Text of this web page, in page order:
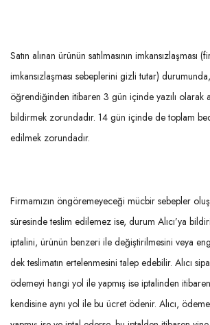
Satın alınan ürünün satılmasının imkansızlaşması
imkansızlaşması sebeplerini gizli tutar)
öğrendiğinden itibaren 3 gün içinde yazılı olarak
bildirmek zorundadır. 14 gün içinde de toplam
edilmek zorundadır.
Firmamızın öngöremeyeceği mücbir sebepler
süresinde teslim edilemez ise, durum Alıcı’ya
iptalini, ürünün benzeri ile değiştirilmesini veya
dek teslimatın ertelenmesini talep edebilir. Alıcı
ödemeyi hangi yol ile yapmış ise iptalinden
kendisine aynı yol ile bu ücret ödenir. Alıcı,